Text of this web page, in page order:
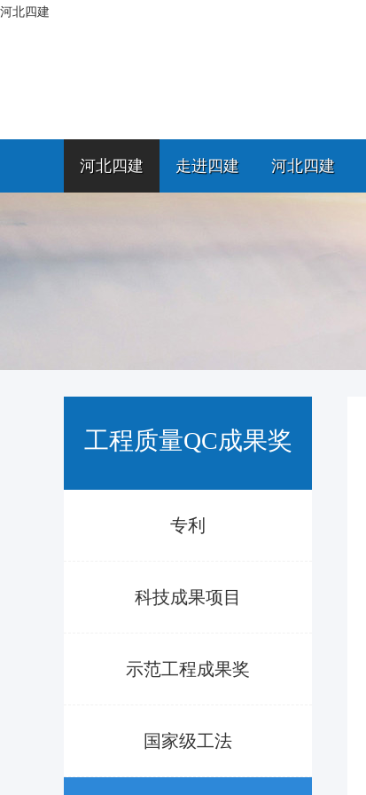
河北四建
河北四建 走进四建 河北四建
工程质量QC成果奖
专利
科技成果项目
示范工程成果奖
国家级工法